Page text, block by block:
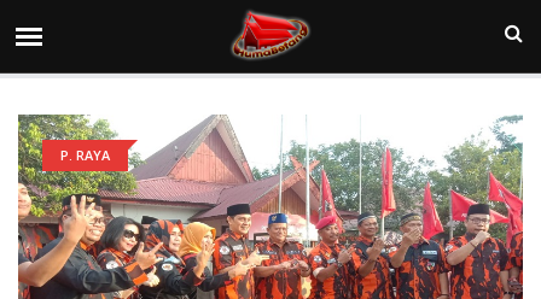
P. RAYA